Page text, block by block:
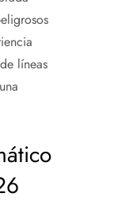
líneas